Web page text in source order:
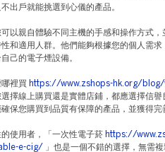
出戶就能挑選到心儀的產品。
以親自體驗不同主機的手感和操作方式，
和適用人群。他們能夠根據您的個人需求
己的電子煙設備。
裡買 https://www.zshops-hk.org/blog/
選擇線上購買還是實體店鋪，都應選擇信
保您購買到品質有保障的產品，並獲得完
使用者，「一次性電子菸 https://
e-cig/ 」也是一個不錯的選擇，無需